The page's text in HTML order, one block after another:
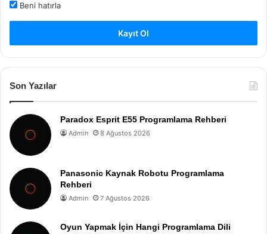
Beni hatırla
Kayıt Ol
Son Yazılar
Paradox Esprit E55 Programlama Rehberi
Admin 8 Ağustos 2026
Panasonic Kaynak Robotu Programlama
Rehberi
Admin 7 Ağustos 2026
Oyun Yapmak İçin Hangi Programlama Dili